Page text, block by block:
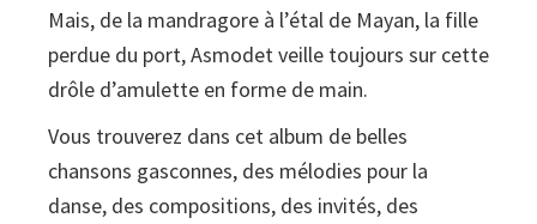
Mais, de la mandragore à l’étal de Mayan, la fille
perdue du port, Asmodet veille toujours sur cette
drôle d’amulette en forme de main.
Vous trouverez dans cet album de belles
chansons gasconnes, des mélodies pour la
danse, des compositions, des invités, des